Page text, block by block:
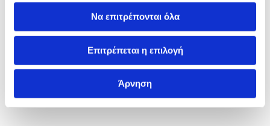
Να επιτρέπονται όλα
Επιτρέπεται η επιλογή
Άρνηση
Πιερία